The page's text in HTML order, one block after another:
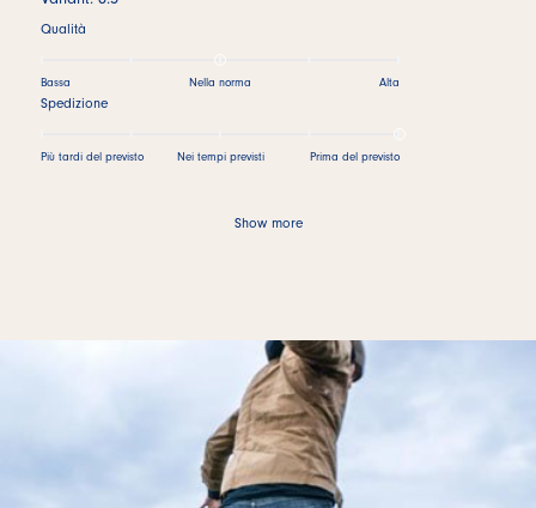
Qualità
Bassa Nella norma Alta
Spedizione
Più tardi del previsto Nei tempi previsti Prima del previsto
Show more